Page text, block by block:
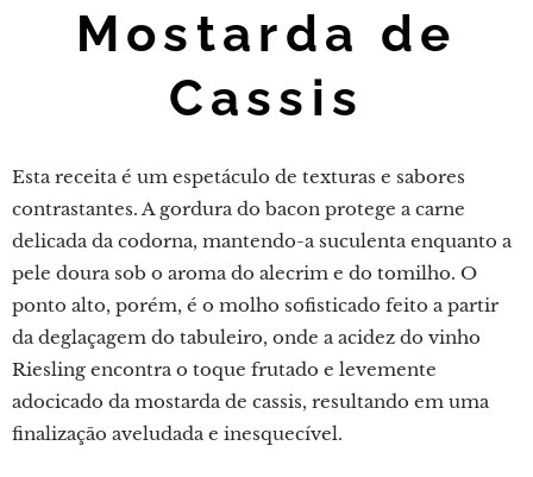
Mostarda de
Cassis
Esta receita é um espetáculo de texturas e sabores
contrastantes. A gordura do bacon protege a carne
delicada da codorna, mantendo-a suculenta enquanto a
pele doura sob o aroma do alecrim e do tomilho. O
ponto alto, porém, é o molho sofisticado feito a partir
da deglaçagem do tabuleiro, onde a acidez do vinho
Riesling encontra o toque frutado e levemente
adocicado da mostarda de cassis, resultando em uma
finalização aveludada e inesquecível.